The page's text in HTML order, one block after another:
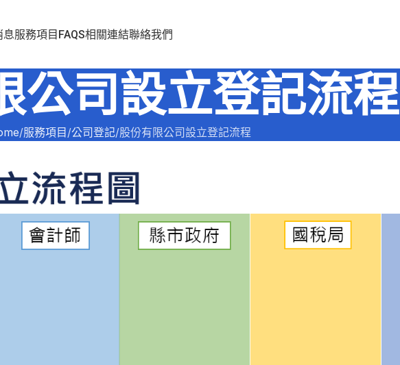
息服務項目 FAQS相關連結聯絡我們
公司設立登記流程
服務項目 公司登記 股份有限公司設立登記流程